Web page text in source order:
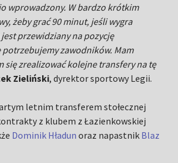
wprowadzony. W bardzo krótkim
żeby grać 90 minut, jeśli wygra
przewidziany na pozycję
potrzebujemy zawodników. Mam
się zrealizować kolejne transfery na tę
Zieliński, dyrektor sportowy Legii.
letnim transferem stołecznej
z klubem z Łazienkowskiej
Dominik Hładun oraz napastnik Blaz